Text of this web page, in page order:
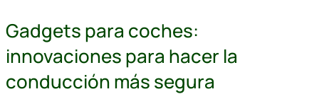
Gadgets para coches:
innovaciones para hacer la
conducción más segura